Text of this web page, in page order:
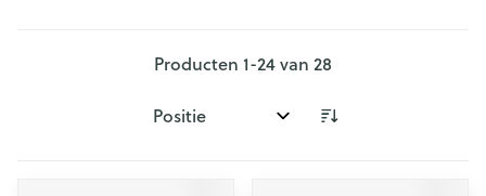
Producten 1-24van 28
Sorteer op: